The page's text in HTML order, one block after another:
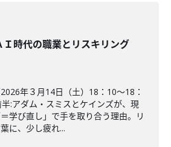
Ｉ時代の職業とリスキリング
年３月14日（土）18：10～18：
:アダム・スミスとケインズが、現
学び直し」で手を取り合う理由。リ
に、少し疲れ...